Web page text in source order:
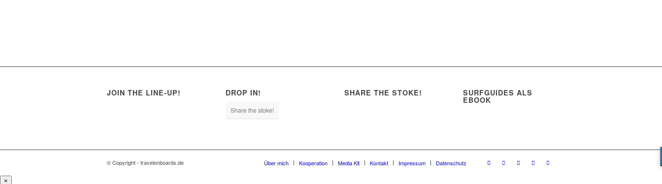
JOIN THE LINE-UP! DROP IN!
Share the stoke!
SHARE THE STOKE! SURFGUIDES ALS
EBOOK
© Copyright - travelonboards.de Über mich Kooperation Media Kit Kontakt Impressum Datenschutz
×